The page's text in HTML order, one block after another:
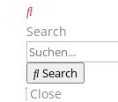
Search
Search
Close